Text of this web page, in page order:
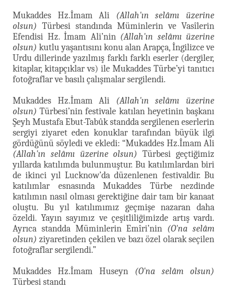
Mukaddes Hz.İmam Ali (Allah'ın selâmı üzerine
olsun) Türbesi standında Müminlerin ve Vasîlerin
Efendisi Hz. İmam Ali’nin (Allah'ın selâmı üzerine
olsun) kutlu yaşantısını konu alan Arapça, İngilizce ve
Urdu dillerinde yazılmış farklı farklı eserler (dergiler,
kitaplar, kitapçıklar vs) ile Mukaddes Türbe’yi tanıtıcı
fotoğraflar ve basılı çalışmalar sergilendi.
Mukaddes Hz.İmam Ali (Allah'ın selâmı üzerine
olsun) Türbesi’nin festivale katılan heyetinin başkanı
Şeyh Mustafa Ebut-Tabûk standda sergilenen eserlerin
sergiyi ziyaret eden konuklar tarafından büyük ilgi
gördüğünü söyledi ve ekledi: “Mukaddes Hz.İmam Ali
(Allah'ın selâmı üzerine olsun) Türbesi geçtiğimiz
yıllarda katılımda bulunmuştur. Bu katılımlardan biri
de ikinci yıl Lucknow’da düzenlenen festivaldir. Bu
katılımlar esnasında Mukaddes Türbe nezdinde
katılımın nasıl olması gerektiğine dair tam bir kanaat
oluştu. Bu yıl katılımımız geçmişe nazaran daha
özeldi. Yayın sayımız ve çeşitliliğimizde artış vardı.
Ayrıca standda Müminlerin Emîri’nin (O'na selâm
olsun) ziyaretinden çekilen ve bazı özel olarak seçilen
fotoğraflar sergilendi.”
Mukaddes Hz.İmam Huseyn (O'na selâm olsun)
Türbesi standı